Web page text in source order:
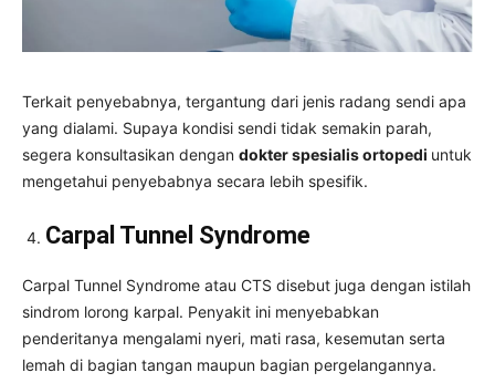
Terkait penyebabnya, tergantung dari jenis radang sendi apa
yang dialami. Supaya kondisi sendi tidak semakin parah,
segera konsultasikan dengan dokter spesialis ortopedi untuk
mengetahui penyebabnya secara lebih spesifik.
Carpal Tunnel Syndrome
Carpal Tunnel Syndrome atau CTS disebut juga dengan istilah
sindrom lorong karpal. Penyakit ini menyebabkan
penderitanya mengalami nyeri, mati rasa, kesemutan serta
lemah di bagian tangan maupun bagian pergelangannya.